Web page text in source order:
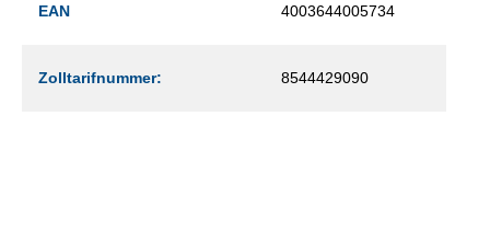
EAN 4003644005734
Zolltarifnummer: 8544429090